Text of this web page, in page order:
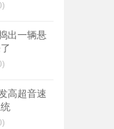
出一辆悬
高超音速